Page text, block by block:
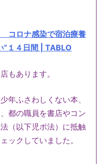
コロナ感染で宿泊療養
”１４日間 | TABLO
もあります。
年ふさわしくない本、
都の職員を書店やコン
（以下児ポ法）に抵触
ックしていました。